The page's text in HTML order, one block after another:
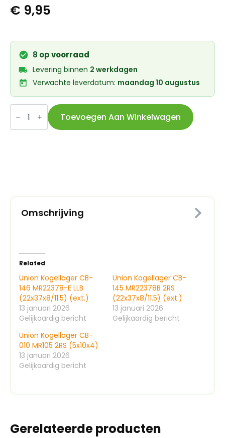
€ 9,95
8 op voorraad
Levering binnen 2 werkdagen
Verwachte leverdatum: maandag 10 augustus
Union
Kogellager
141
Toevoegen Aan Winkelwagen
Omschrijving
Related
Union Kogellager CB-
146 MR22378-E LLB
(22x37x8/11.5) (ext.)
13 januari 2026
Gelijkaardig bericht
Union Kogellager CB-
145 MR22378B 2RS
(22x37x8/11.5) (ext.)
13 januari 2026
Gelijkaardig bericht
Union Kogellager CB-
010 MR105 2RS (5x10x4)
13 januari 2026
Gelijkaardig bericht
Gerelateerde producten